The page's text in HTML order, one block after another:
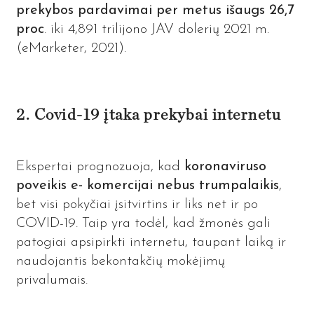
prekybos pardavimai per metus išaugs 26,7
proc. iki 4,891 trilijono JAV dolerių 2021 m.
(eMarketer, 2021).
2. Covid-19 įtaka prekybai internetu
Ekspertai prognozuoja, kad koronaviruso
poveikis e- komercijai nebus trumpalaikis,
bet visi pokyčiai įsitvirtins ir liks net ir po
COVID-19. Taip yra todėl, kad žmonės gali
patogiai apsipirkti internetu, taupant laiką ir
naudojantis bekontakčių mokėjimų
privalumais.